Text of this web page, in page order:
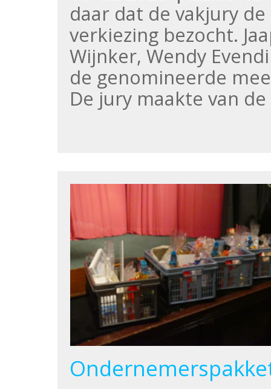
daar dat de vakjury
verkiezing bezocht.
Wijnker, Wendy
de genomineerde
De jury maakte van